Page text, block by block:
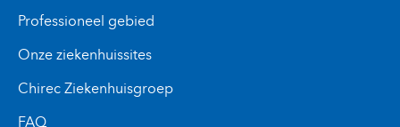
Professioneel gebied
Onze ziekenhuissites
Chirec Ziekenhuisgroep
FAQ